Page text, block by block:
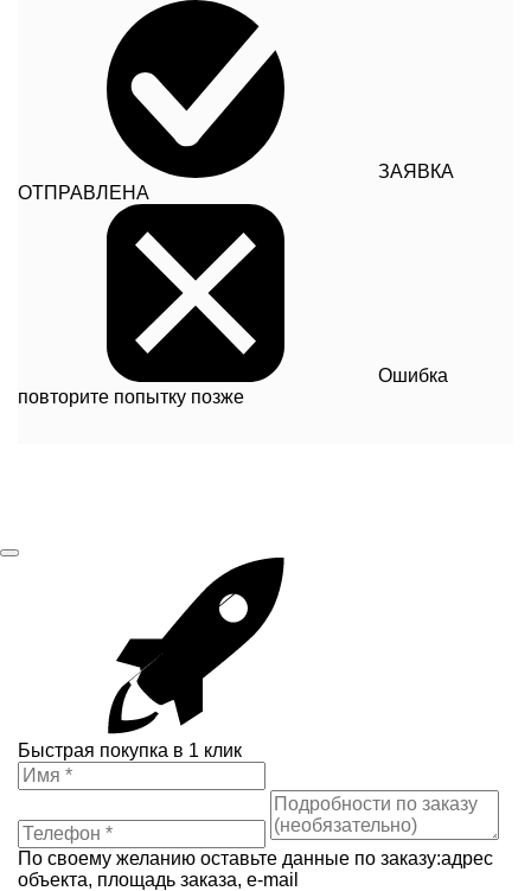
ЗАЯВКА
ОТПРАВЛЕНА
Ошибка
повторите попытку позже
Быстрая покупка в 1 клик
По своему желанию оставьте данные по заказу:адрес
объекта, площадь заказа, e-mail